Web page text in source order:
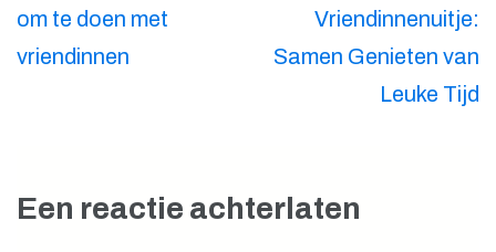
om te doen met
vriendinnen
Vriendinnenuitje:
Samen Genieten van
Leuke Tijd
Een reactie achterlaten